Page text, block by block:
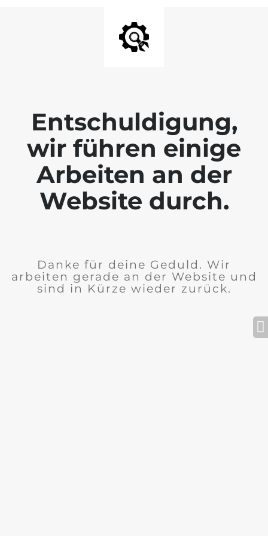
Entschuldigung,
wir führen einige
Arbeiten an der
Website durch.
Danke für deine Geduld. Wir
arbeiten gerade an der Website und
sind in Kürze wieder zurück.